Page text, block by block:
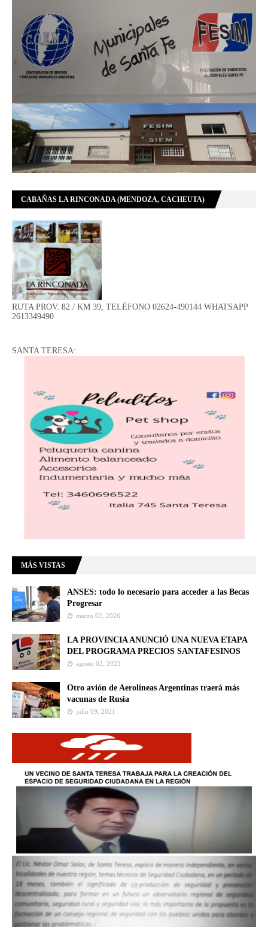
CABAÑAS LA RINCONADA (MENDOZA, CACHEUTA)
RUTA PROV. 82 / KM 39, TELÉFONO 02624-490144 WHATSAPP
2613349490
SANTA TERESA:
MÁS VISTAS
ANSES: todo lo necesario para acceder a las Becas
Progresar
marzo 02, 2026
LA PROVINCIA ANUNCIÓ UNA NUEVA ETAPA
DEL PROGRAMA PRECIOS SANTAFESINOS
agosto 02, 2023
Otro avión de Aerolíneas Argentinas traerá más
vacunas de Rusia
julio 09, 2021